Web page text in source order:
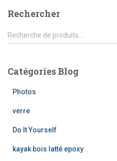
Rechercher
R
e
e
Recherche de produits…
Catégories Blog
Photos
verre
Do It Yourself
kayak bois latté epoxy